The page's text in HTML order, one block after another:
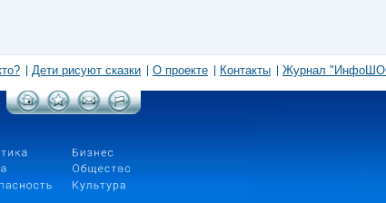
Дети рисуют сказки О проекте Контакты Журнал